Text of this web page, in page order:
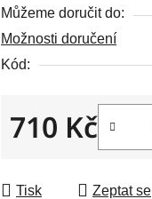
Můžeme doručit do:
Možnosti doručení
Kód:
710 Kč
Tisk Zeptat se